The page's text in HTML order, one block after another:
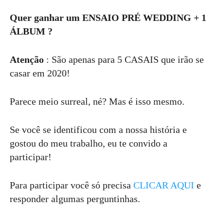
Quer ganhar um ENSAIO PRÉ WEDDING + 1
ÁLBUM ?
Atenção : São apenas para 5 CASAIS que irão se
casar em 2020!
Parece meio surreal, né? Mas é isso mesmo.
Se você se identificou com a nossa história e
gostou do meu trabalho, eu te convido a
participar!
Para participar você só precisa CLICAR AQUI e
responder algumas perguntinhas.